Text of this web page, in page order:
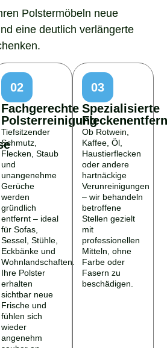
Polstermöbeln neue
eine deutlich verlängerte
02
Fachgerechte
Polsterreinigung
Tiefsitzender
Schmutz,
Flecken, Staub
und
unangenehme
Gerüche
werden
gründlich
entfernt – ideal
für Sofas,
Sessel, Stühle,
Eckbänke und
Wohnlandschaften.
Ihre Polster
erhalten
sichtbar neue
Frische und
fühlen sich
wieder
angenehm
sauber an.
03
Spezialisierte
Ob Rotwein,
Kaffee, Öl,
Haustierflecken
oder andere
hartnäckige
Verunreinigungen
– wir behandeln
betroffene
Stellen gezielt
mit
professionellen
Mitteln, ohne
Farbe oder
Fasern zu
beschädigen.